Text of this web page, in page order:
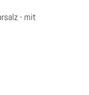
- mit